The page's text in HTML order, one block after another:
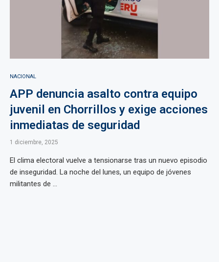
NACIONAL
APP denuncia asalto contra equipo
juvenil en Chorrillos y exige acciones
inmediatas de seguridad
1 diciembre, 2025
El clima electoral vuelve a tensionarse tras un nuevo episodio
de inseguridad. La noche del lunes, un equipo de jóvenes
militantes de ...